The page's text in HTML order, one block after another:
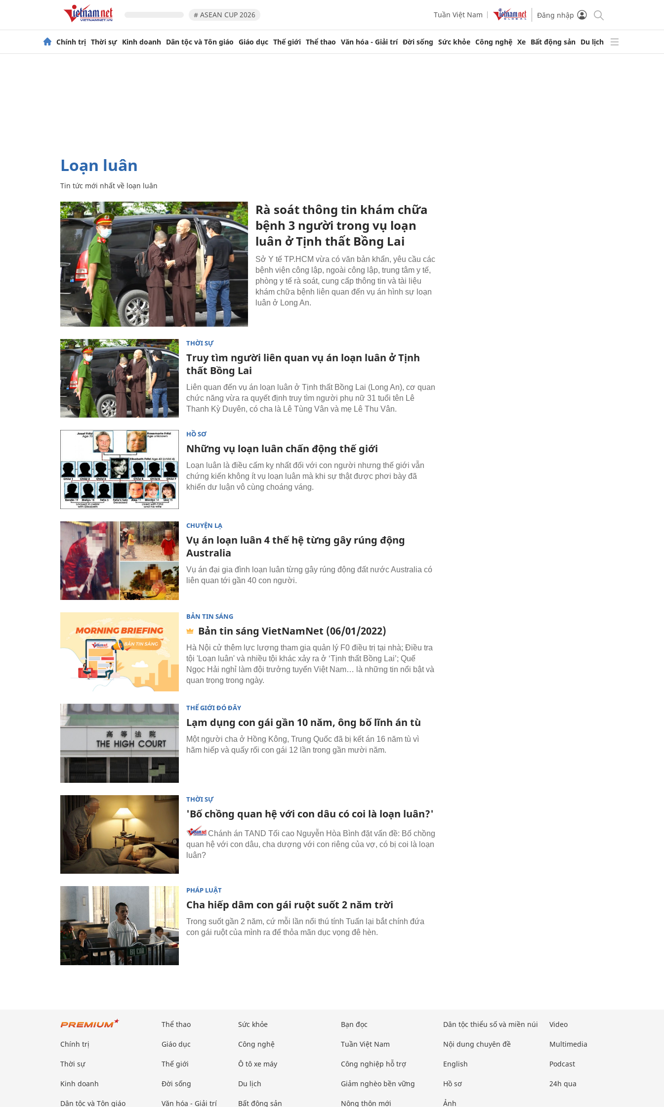
# ASEAN CUP 2026 Tuần Việt Nam Đăng nhập
Chính trị Thời sự Kinh doanh Dân tộc và Tôn giáo Giáo dục Thế giới Thể thao Văn hóa - Giải trí Đời sống Sức khỏe Công nghệ Xe Bất động sản Du lịch
loạn luân
Tin tức mới nhất về loạn luân
Rà soát thông tin khám chữa
bệnh 3 người trong vụ loạn
luân ở Tịnh thất Bồng Lai
Sở Y tế TP.HCM vừa có văn bản khẩn, yêu cầu các
bệnh viện công lập, ngoài công lập, trung tâm y tế,
phòng y tế rà soát, cung cấp thông tin và tài liệu
khám chữa bệnh liên quan đến vụ án hình sự loạn
luân ở Long An.
THỜI SỰ
Truy tìm người liên quan vụ án loạn luân ở Tịnh
thất Bồng Lai
Liên quan đến vụ án loạn luân ở Tịnh thất Bồng Lai (Long An), cơ quan
chức năng vừa ra quyết định truy tìm người phụ nữ 31 tuổi tên Lê
Thanh Kỳ Duyên, có cha là Lê Tùng Vân và mẹ Lê Thu Vân.
HỒ SƠ
Những vụ loạn luân chấn động thế giới
Loạn luân là điều cấm kỵ nhất đối với con người nhưng thế giới vẫn
chứng kiến không ít vụ loạn luân mà khi sự thật được phơi bày đã
khiến dư luận vô cùng choáng váng.
CHUYỆN LẠ
Vụ án loạn luân 4 thế hệ từng gây rúng động
Australia
Vụ án đại gia đình loạn luân từng gây rúng động đất nước Australia có
liên quan tới gần 40 con người.
BẢN TIN SÁNG
Bản tin sáng VietNamNet (06/01/2022)
Hà Nội cử thêm lực lượng tham gia quản lý F0 điều trị tại nhà; Điều tra
tội 'Loạn luân' và nhiều tội khác xảy ra ở ‘Tịnh thất Bồng Lai’; Quế
Ngọc Hải nghỉ làm đội trưởng tuyển Việt Nam… là những tin nổi bật và
quan trọng trong ngày.
THẾ GIỚI ĐÓ ĐÂY
Lạm dụng con gái gần 10 năm, ông bố lĩnh án tù
Một người cha ở Hồng Kông, Trung Quốc đã bị kết án 16 năm tù vì
hãm hiếp và quấy rối con gái 12 lần trong gần mười năm.
THỜI SỰ
'Bố chồng quan hệ với con dâu có coi là loạn luân?'
Chánh án TAND Tối cao Nguyễn Hòa Bình đặt vấn đề: Bố chồng
quan hệ với con dâu, cha dượng với con riêng của vợ, có bị coi là loạn
luân?
PHÁP LUẬT
Cha hiếp dâm con gái ruột suốt 2 năm trời
Trong suốt gần 2 năm, cứ mỗi lần nổi thú tính Tuấn lại bắt chính đứa
con gái ruột của mình ra để thỏa mãn dục vọng đê hèn.
Chính trị
Thời sự
Kinh doanh
Dân tộc và Tôn giáo
Thể thao
Giáo dục
Thế giới
Đời sống
Văn hóa - Giải trí
Sức khỏe
Công nghệ
Ô tô xe máy
Du lịch
Bất động sản
Bạn đọc
Tuần Việt Nam
Công nghiệp hỗ trợ
Giảm nghèo bền vững
Nông thôn mới
Dân tộc thiểu số và miền núi
Nội dung chuyên đề
English
Hồ sơ
Ảnh
Video
Multimedia
Podcast
24h qua